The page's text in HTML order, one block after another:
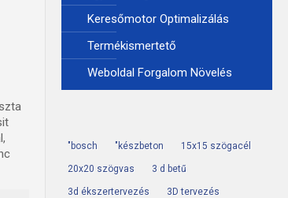
Keresőmotor Optimalizálás
Termékismertető
Weboldal Forgalom Növelés
"bosch "készbeton 15x15 szögacél
20x20 szögvas 3 d betű
3d ékszertervezés 3D tervezés